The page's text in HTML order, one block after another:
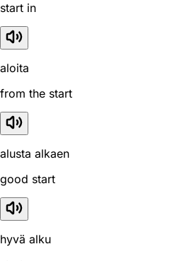
start in
aloita
from the start
alusta alkaen
good start
hyvä alku